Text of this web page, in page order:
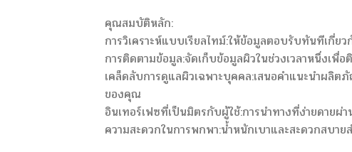
คุณสมบัติหลัก:
การวิเคราะห์แบบเรียลไทม์:ให้ข้อมูลตอบรับทันทีเกี่ย
การติดตามข้อมูล:จัดเก็บข้อมูลผิวในช่วงเวลาหนึ่งเพื่
เคล็ดลับการดูแลผิวเฉพาะบุคคล:เสนอคำแนะนำผลิต
ของคุณ
อินเทอร์เฟซที่เป็นมิตรกับผู้ใช้:การนำทางที่ง่ายดายผ่
ความสะดวกในการพกพา:น้ำหนักเบาและสะดวกสบา